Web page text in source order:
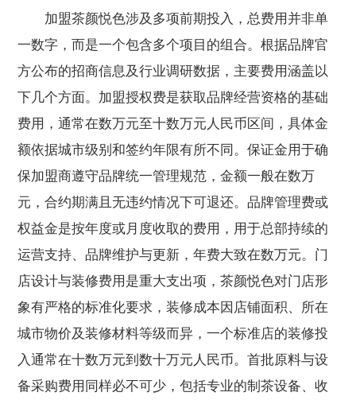
加盟茶颜悦色涉及多项前期投入，总费用并非单
一数字，而是一个包含多个项目的组合。根据品牌官
方公布的招商信息及行业调研数据，主要费用涵盖以
下几个方面。加盟授权费是获取品牌经营资格的基础
费用，通常在数万元至十数万元人民币区间，具体金
额依据城市级别和签约年限有所不同。保证金用于确
保加盟商遵守品牌统一管理规范，金额一般在数万
元，合约期满且无违约情况下可退还。品牌管理费或
权益金是按年度或月度收取的费用，用于总部持续的
运营支持、品牌维护与更新，年费大致在数万元。门
店设计与装修费用是重大支出项，茶颜悦色对门店形
象有严格的标准化要求，装修成本因店铺面积、所在
城市物价及装修材料等级而异，一个标准店的装修投
入通常在十数万元到数十万元人民币。首批原料与设
备采购费用同样必不可少，包括专业的制茶设备、收